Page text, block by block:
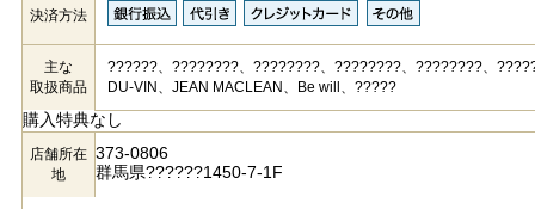
決済方法
主な
取扱商品
??????、????????、????????、????????、????????、
DU-VIN、JEAN MACLEAN、Be will、?????
購入特典なし
店舗所在
地
373-0806
群馬県??????1450-7-1F